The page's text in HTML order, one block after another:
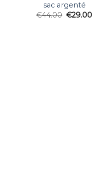
sac argenté
€44.00 €29.00